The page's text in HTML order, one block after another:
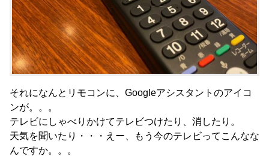
それになんとリモコンに、Googleアシスタントのアイコ
ンが。。。
テレビにしゃべりかけてテレビつけたり、消したり。
天気を聞いたり・・・えー、もう今のテレビってこんなな
んですか。。。